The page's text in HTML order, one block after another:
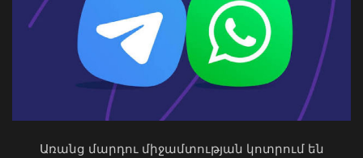
Կաթողիկոսը պետք է օրենքի առաջ
Առանց մարդու միջամտության կոտրում են